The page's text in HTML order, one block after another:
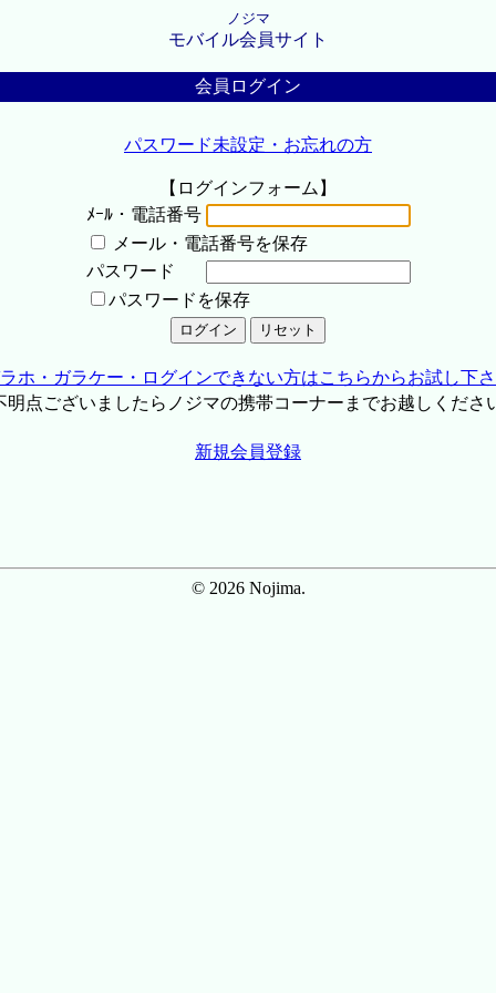
ノジマ
モバイル会員サイト
会員ログイン
パスワード未設定・お忘れの方
【ログインフォーム】
ﾒｰﾙ・電話番号
メール・電話番号を保存
パスワード
パスワードを保存
ホ・ガラケー・ログインできない方はこちらからお試し下
点ございましたらノジマの携帯コーナーまでお越しくださ
新規会員登録
© 2026 Nojima.